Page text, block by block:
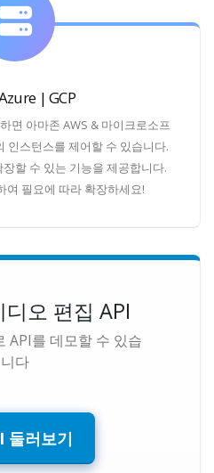
| GCP
면 아마존 AWS & 마이크로소프
인스턴스를 제어할 수 있습니다.
할 수 있는 기능을 제공합니다.
여 필요에 따라 확장하세요!
디오 편집 API
API를 데모할 수 있습
니다
둘러보기